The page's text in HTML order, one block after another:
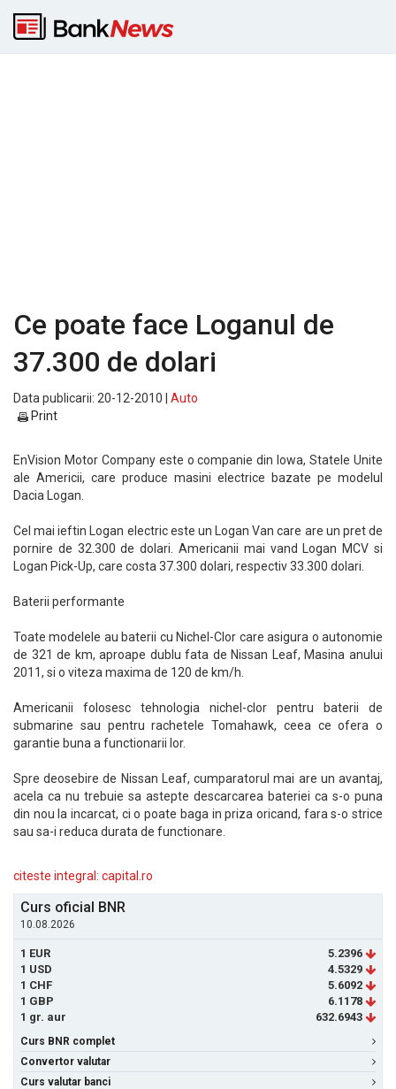
Ce poate face Loganul de
37.300 de dolari
Data publicarii: 20-12-2010 | Auto
Print
EnVision Motor Company este o companie din Iowa, Statele Unite
ale Americii, care produce masini electrice bazate pe modelul
Dacia Logan.
Cel mai ieftin Logan electric este un Logan Van care are un pret de
pornire de 32.300 de dolari. Americanii mai vand Logan MCV si
Logan Pick-Up, care costa 37.300 dolari, respectiv 33.300 dolari.
Baterii performante
Toate modelele au baterii cu Nichel-Clor care asigura o autonomie
de 321 de km, aproape dublu fata de Nissan Leaf, Masina anului
2011, si o viteza maxima de 120 de km/h.
Americanii folosesc tehnologia nichel-clor pentru baterii de
submarine sau pentru rachetele Tomahawk, ceea ce ofera o
garantie buna a functionarii lor.
Spre deosebire de Nissan Leaf, cumparatorul mai are un avantaj,
acela ca nu trebuie sa astepte descarcarea bateriei ca s-o puna
din nou la incarcat, ci o poate baga in priza oricand, fara s-o strice
sau sa-i reduca durata de functionare.
citeste integral: capital.ro
Curs oficial BNR
10.08.2026
1 EUR
5.2396
1 USD
4.5329
1 CHF
5.6092
1 GBP
6.1178
1 gr. aur
632.6943
Curs BNR complet
Convertor valutar
Curs valutar banci